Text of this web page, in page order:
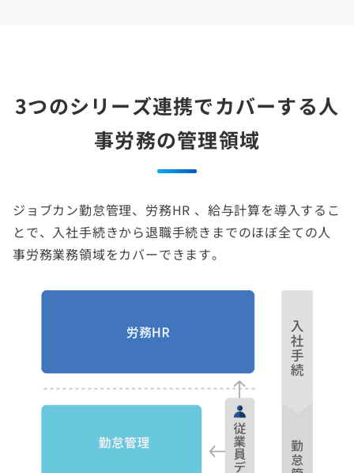
3つのシリーズ連携でカバーする人
事労務の管理領域
ジョブカン勤怠管理、労務HR 、給与計算を導入するこ
とで、入社手続きから退職手続きまでのほぼ全ての人
事労務業務領域をカバーできます。